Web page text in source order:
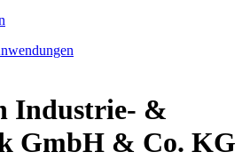
Industrie- &
GmbH & Co. KG